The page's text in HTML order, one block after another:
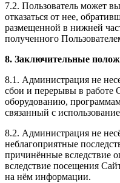
7.2. Пользователь может
отказаться от нее,
размещенной в нижней
полученного
8. Заключительные
8.1. Администрация не
сбои и перерывы в работе
оборудованию,
связанный с
8.2. Администрация не
неблагоприятные
причинённые вследствие
вследствие посещения
на нём информации.